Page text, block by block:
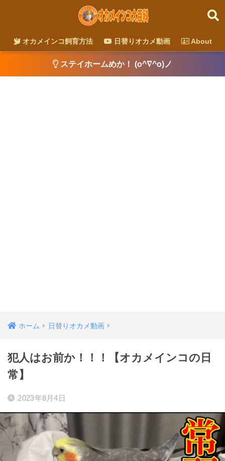
オカメインコ飼育方法 日替りオカメ動画 About
ステイホームめか！ (o^∇^o)ノ
ホーム 日替りオカメ動画
犯人はお前か！！！【オカメインコの日
常】
2023年8月4日